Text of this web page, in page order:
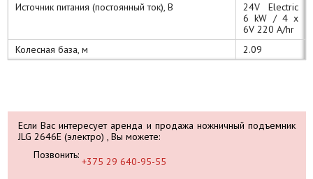
Источник питания (постоянный ток), В
24V Electric
6 kW / 4 x
6V 220 A/hr
Колесная база, м
2.09
Если Вас интересует аренда и продажа ножничный подъемник
JLG 2646E (электро) , Вы можете:
Позвонить:
+375 29 640-95-55